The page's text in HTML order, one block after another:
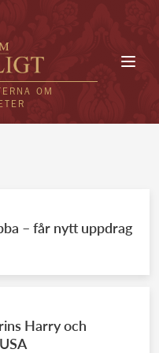
OM
– får nytt uppdrag
Harry och